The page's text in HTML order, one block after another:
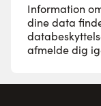
Information
dine data
afmelde dig